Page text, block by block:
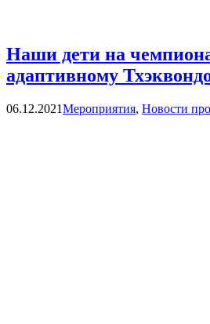
Наши дети на
адаптивному
06.12.2021Categories
Мероприятия, Новости